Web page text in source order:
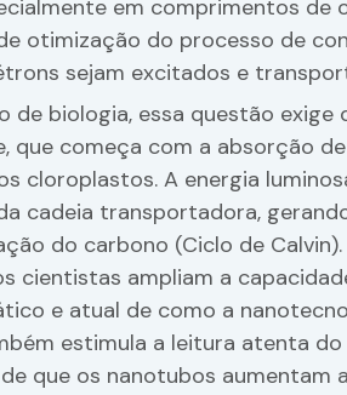
em comprimentos de
otimização do processo de
sejam excitados e
de biologia, essa questão
que começa com a absorção
cloroplastos. A energia
cadeia transportadora,
do carbono (Ciclo de
cientistas ampliam a
e atual de como a
estimula a leitura atenta
que os nanotubos aumentam